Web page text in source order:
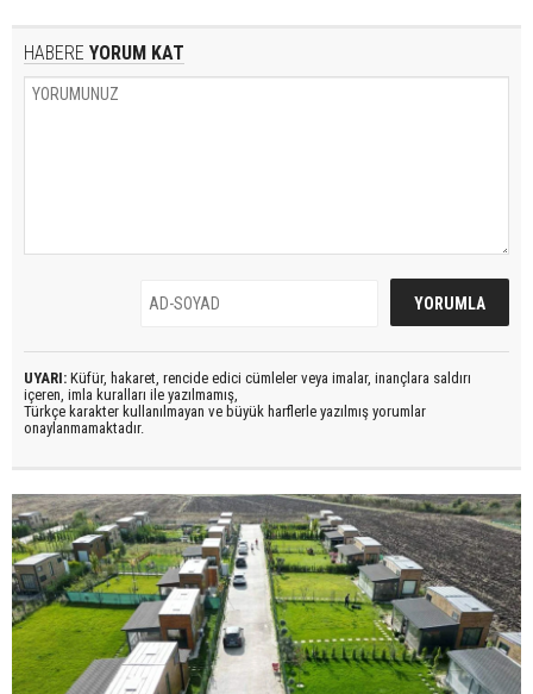
HABERE YORUM KAT
UYARI: Küfür, hakaret, rencide edici cümleler veya imalar, inançlara saldırı
içeren, imla kuralları ile yazılmamış,
Türkçe karakter kullanılmayan ve büyük harflerle yazılmış yorumlar
onaylanmamaktadır.